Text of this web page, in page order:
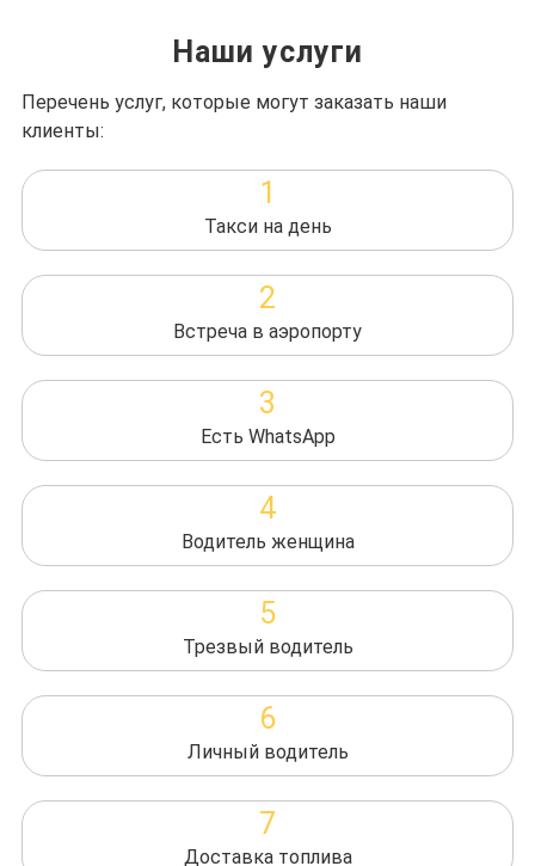
Наши услуги
Перечень услуг, которые могут заказать наши
клиенты:
1
Такси на день
2
Встреча в аэропорту
3
Есть WhatsApp
4
Водитель женщина
5
Трезвый водитель
6
Личный водитель
7
Доставка топлива